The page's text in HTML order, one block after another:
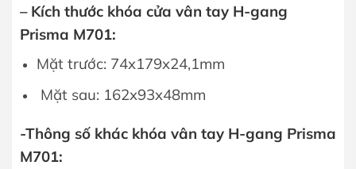
– Kích thước khóa cửa vân tay H-gang
Prisma M701:
Mặt trước: 74x179x24,1mm
Mặt sau: 162x93x48mm
-Thông số khác khóa vân tay H-gang Prisma
M701: